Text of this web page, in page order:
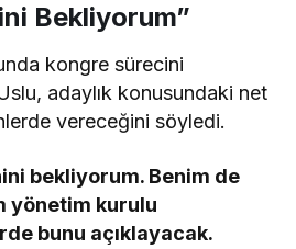
Bekliyorum”
kongre sürecini
adaylık konusundaki net
vereceğini söyledi.
bekliyorum. Benim de
yönetim kurulu
bunu açıklayacak.